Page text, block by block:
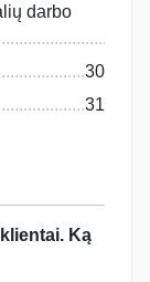
darbo
30
31
Ką